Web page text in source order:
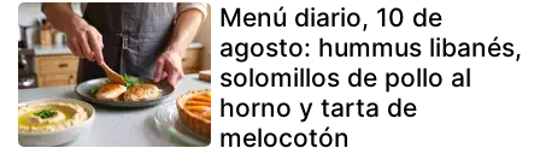
Menú diario, 10 de
agosto: hummus libanés,
solomillos de pollo al
horno y tarta de
melocotón